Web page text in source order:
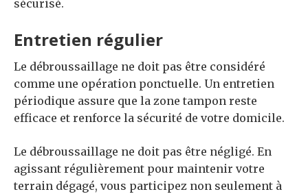
sécurisé.
Entretien régulier
Le débroussaillage ne doit pas être considéré
comme une opération ponctuelle. Un entretien
périodique assure que la zone tampon reste
efficace et renforce la sécurité de votre domicile.
Le débroussaillage ne doit pas être négligé. En
agissant régulièrement pour maintenir votre
terrain dégagé, vous participez non seulement à